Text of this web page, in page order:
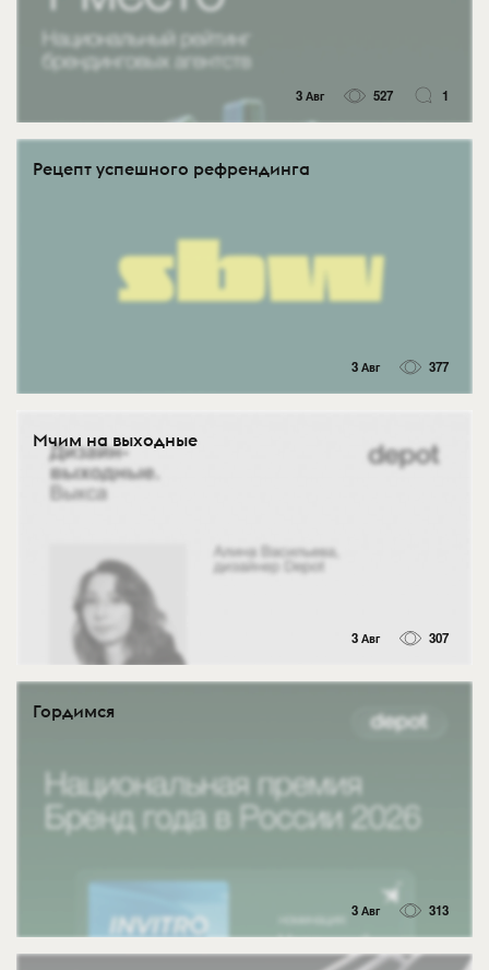
3 Авг 527 1
Рецепт успешного рефрендинга
3 Авг 377
Мчим на выходные
3 Авг 307
Гордимся
3 Авг 313